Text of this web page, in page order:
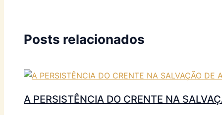
Posts relacionados
A PERSISTÊNCIA DO CRENTE NA